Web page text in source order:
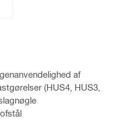
af
(HUS4, HUS3,